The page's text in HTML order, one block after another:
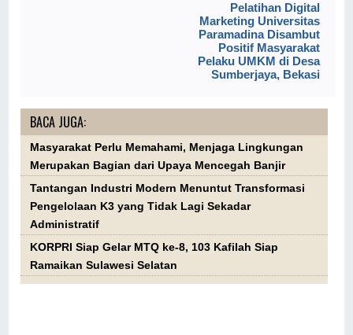
Pelatihan Digital
Marketing Universitas
Paramadina Disambut
Positif Masyarakat
Pelaku UMKM di Desa
Sumberjaya, Bekasi
BACA JUGA:
Masyarakat Perlu Memahami, Menjaga Lingkungan
Merupakan Bagian dari Upaya Mencegah Banjir
Tantangan Industri Modern Menuntut Transformasi
Pengelolaan K3 yang Tidak Lagi Sekadar
Administratif
KORPRI Siap Gelar MTQ ke-8, 103 Kafilah Siap
Ramaikan Sulawesi Selatan